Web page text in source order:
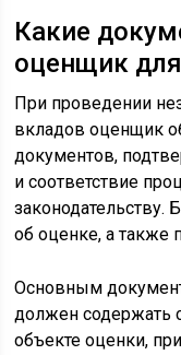
Какие
оценщик
При проведении
вкладов оценщик
документов,
и соответствие
законодательству.
об оценке, а
Основным
должен содержать
объекте оценки,